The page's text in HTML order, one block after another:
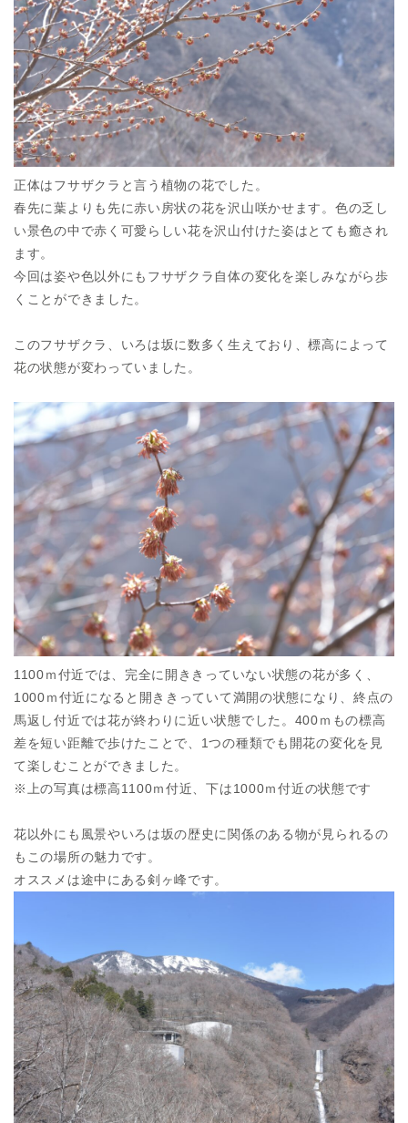
正体はフサザクラと言う植物の花でした。
春先に葉よりも先に赤い房状の花を沢山咲かせます。色の乏し
い景色の中で赤く可愛らしい花を沢山付けた姿はとても癒され
ます。
今回は姿や色以外にもフサザクラ自体の変化を楽しみながら歩
くことができました。
このフサザクラ、いろは坂に数多く生えており、標高によって
花の状態が変わっていました。
1100ｍ付近では、完全に開ききっていない状態の花が多く、
1000ｍ付近になると開ききっていて満開の状態になり、終点の
馬返し付近では花が終わりに近い状態でした。400ｍもの標高
差を短い距離で歩けたことで、1つの種類でも開花の変化を見
て楽しむことができました。
※上の写真は標高1100ｍ付近、下は1000ｍ付近の状態です
花以外にも風景やいろは坂の歴史に関係のある物が見られるの
もこの場所の魅力です。
オススメは途中にある剣ヶ峰です。